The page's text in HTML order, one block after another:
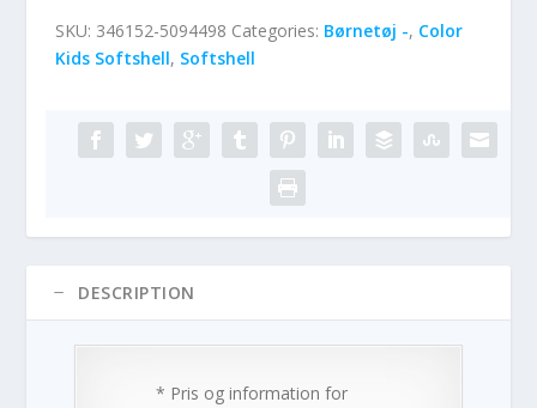
SKU: 346152-5094498 Categories: Børnetøj -, Color
Kids Softshell, Softshell
DESCRIPTION
* Pris og information for